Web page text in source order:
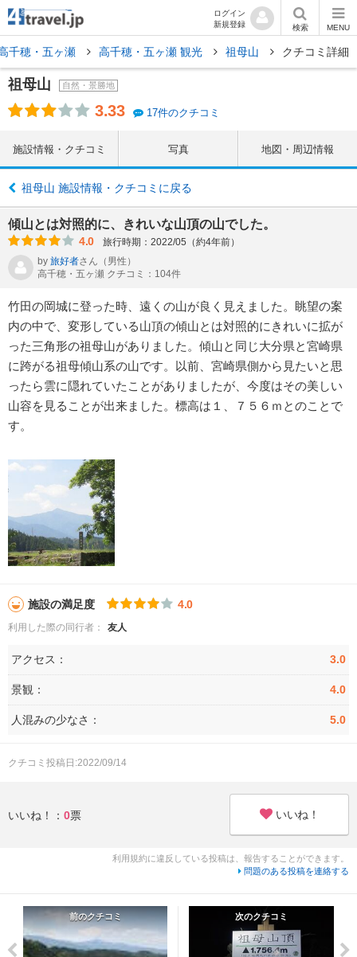
ログイン
新規登録
検索 MENU
千穂・五ヶ瀬 高千穂・五ヶ瀬 観光 祖母山 クチコミ詳細
祖母山 自然・景勝地
3.33 17件のクチコミ
施設情報・クチコミ 写真 地図・周辺情報
祖母山 施設情報・クチコミに戻る
傾山とは対照的に、きれいな山頂の山でした。
4.0
旅行時期：2022/05（約4年前）
by 旅好者さん （男性）
高千穂・五ヶ瀬 クチコミ：104件
竹田の岡城に登った時、遠くの山が良く見えました。眺望の案
内の中で、変形している山頂の傾山とは対照的にきれいに拡が
った三角形の祖母山がありました。傾山と同じ大分県と宮崎県
に跨がる祖母傾山系の山です。以前、宮崎県側から見たいと思
ったら雲に隠れていたことがありましたが、今度はその美しい
山容を見ることが出来ました。標高は１、７５６ｍとのことで
す。
施設の満足度 4.0
利用した際の同行者： 友人
アクセス： 3.0
景観： 4.0
人混みの少なさ： 5.0
クチコミ投稿日:2022/09/14
いいね！： 0票 いいね！
利用規約に違反している投稿は、報告することができます。
問題のある投稿を連絡する
前のクチコミ 次のクチコミ